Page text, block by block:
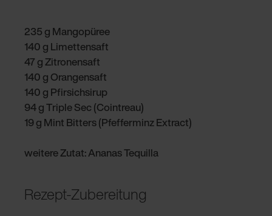
235 g Mangopüree
140 g Limettensaft
47 g Zitronensaft
140 g Orangensaft
140 g Pfirsichsirup
94 g Triple Sec (Cointreau)
19 g Mint Bitters (Pfefferminz Extract)
weitere Zutat: Ananas Tequilla
Rezept-Zubereitung